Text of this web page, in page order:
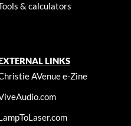
& calculators
LINKS
AVenue e-Zine